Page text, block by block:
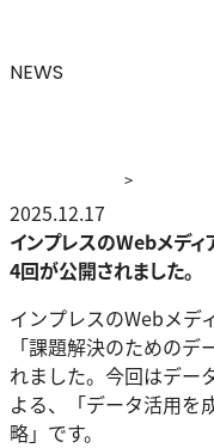
NEWS
>
ニュース> インプレ
タ活用連載の第4回が
2025.12.17
インプレスのWebメデ
4回が公開されました。
インプレスのWebメデ
「課題解決のための
れました。今回はデー
よる、「データ活用を
略」です。